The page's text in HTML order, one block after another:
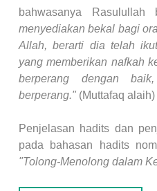
bahwasanya Rasulullah
menyediakan bekal bagi
Allah, berarti dia telah
yang memberikan nafkah
berperang dengan
berperang." (Muttafaq alaih)
Penjelasan hadits dan
pada bahasan hadits
"Tolong-Menolong dalam